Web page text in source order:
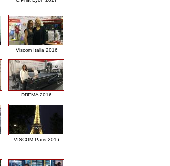
Viscom Italia 2016
DREMA 2016
VISCOM Paris 2016